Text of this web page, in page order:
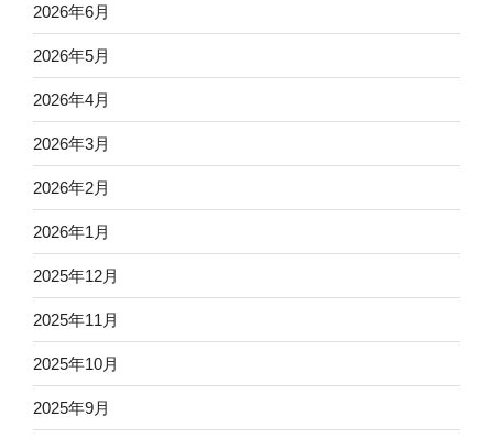
2026年6月
2026年5月
2026年4月
2026年3月
2026年2月
2026年1月
2025年12月
2025年11月
2025年10月
2025年9月